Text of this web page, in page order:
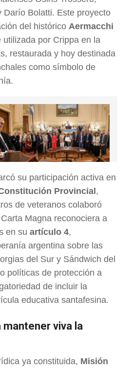
Darío Bolatti. Este proyecto
del histórico Aermacchi
utilizada por Crippa en la
restaurada y hoy destinada
como símbolo de
su participación activa en
Provincial,
de veteranos colaboró
Magna reconociera a
en su artículo 4,
argentina sobre las
del Sur y Sándwich del
políticas de protección a
de incluir la
educativa santafesina.
mantener viva la
ya constituida, Misión